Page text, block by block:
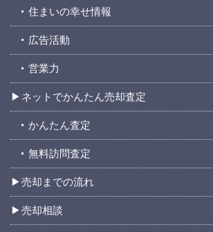
住まいの幸せ情報
広告活動
営業力
ネットでかんたん売却査定
かんたん査定
無料訪問査定
売却までの流れ
売却相談